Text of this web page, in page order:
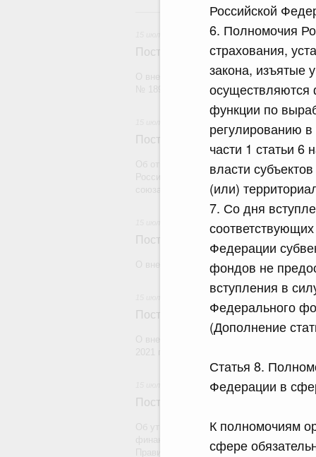
Российской
6. Полномочия
страхования,
закона, изъятые
функции по
регулированию
части 1 статьи 6
власти
(или)
7. Со дня
Федерации
фондов не
вступления в
Федерального
(Дополнение
Статья 8.
Федерации в
К полномочиям
сфере
Постановление Правительства
О внесении изменений в постановление
Постановление Правительства
Об отмене тарифной квоты на вывоз
Российской Федерации в государства,
Постановление Правительства
О внесении изменений в некоторые
Постановление Правительства
Постановление Правительства
Об утверждении Правил
финансового обеспечения которых
Правительства Российской